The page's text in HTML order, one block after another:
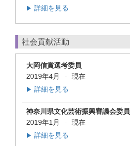
▶ 詳細を見る
社会貢献活動
大岡信賞選考委員
2019年4月
- 現在
▶ 詳細を見る
神奈川県文化芸術振興審議会委員
2019年1月
- 現在
▶ 詳細を見る